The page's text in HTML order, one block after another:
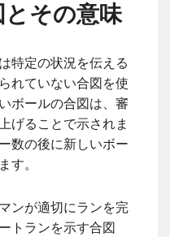
その意味
特定の状況を伝える
れていない合図を使
ボールの合図は、審
げることで示されま
数の後に新しいボー
す。
ンが適切にランを完
トランを示す合図